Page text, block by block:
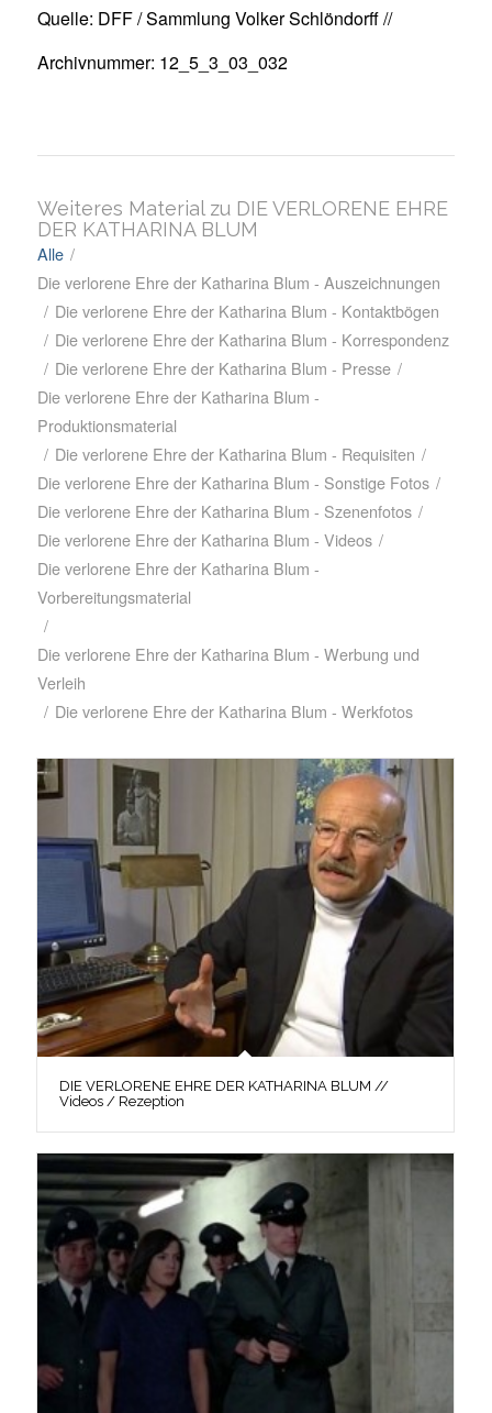
Quelle: DFF / Sammlung Volker Schlöndorff //
Archivnummer: 12_5_3_03_032
Weiteres Material zu DIE VERLORENE EHRE
DER KATHARINA BLUM
Alle /
Die verlorene Ehre der Katharina Blum - Auszeichnungen
/ Die verlorene Ehre der Katharina Blum - Kontaktbögen
/ Die verlorene Ehre der Katharina Blum - Korrespondenz
/ Die verlorene Ehre der Katharina Blum - Presse /
Die verlorene Ehre der Katharina Blum -
Produktionsmaterial
/ Die verlorene Ehre der Katharina Blum - Requisiten /
Die verlorene Ehre der Katharina Blum - Sonstige Fotos /
Die verlorene Ehre der Katharina Blum - Szenenfotos /
Die verlorene Ehre der Katharina Blum - Videos /
Die verlorene Ehre der Katharina Blum -
Vorbereitungsmaterial
/
Die verlorene Ehre der Katharina Blum - Werbung und
Verleih
/ Die verlorene Ehre der Katharina Blum - Werkfotos
DIE VERLORENE EHRE DER KATHARINA BLUM //
Videos / Rezeption